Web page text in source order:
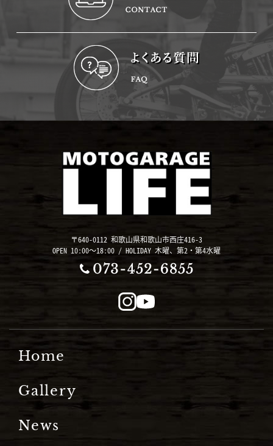
〒640-0112 和歌山県和歌山市西庄416-3
OPEN 10:00～18:00 / HOLIDAY 木曜、第2・第4水曜
Home
Gallery
News